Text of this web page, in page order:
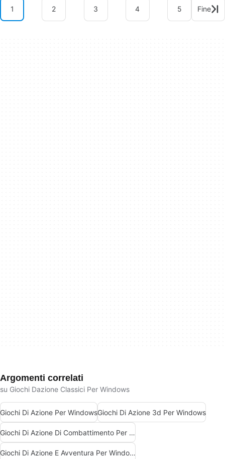
1 2 3 4 5 Fine
Argomenti correlati
su Giochi Dazione Classici Per Windows
Giochi Di Azione Per WindowsGiochi Di Azione 3d Per Windows
Giochi Di Azione Di Combattimento Per Windows
Giochi Di Azione E Avventura Per Windows